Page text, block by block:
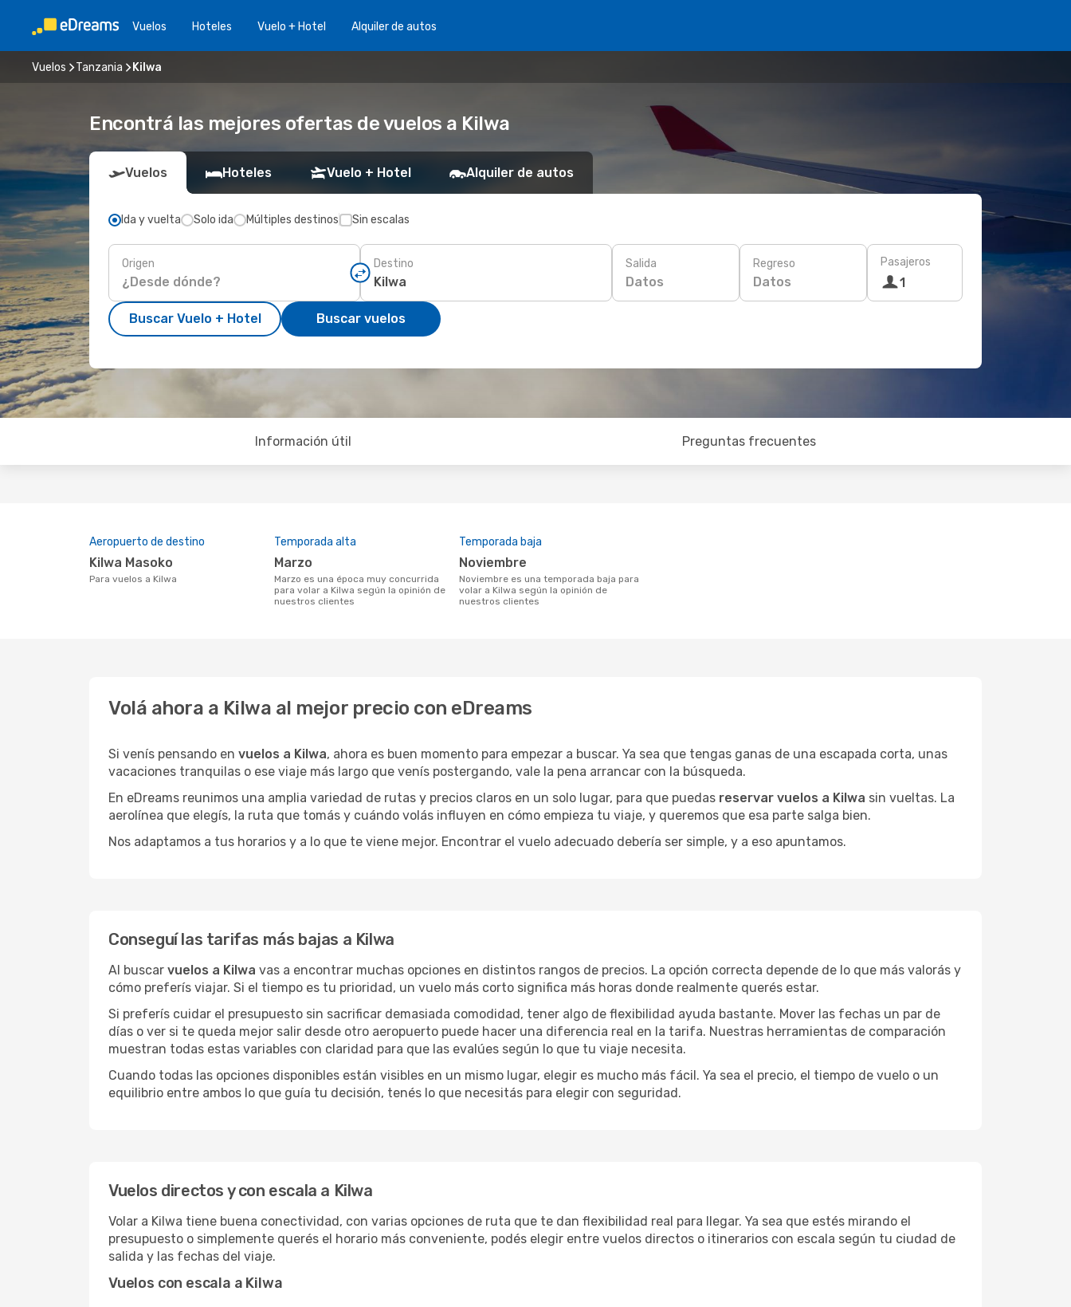
Vuelos Hoteles Vuelo + Hotel Alquiler de autos
Vuelos Tanzania Kilwa
Encontrá las mejores ofertas de vuelos a Kilwa
Vuelos Hoteles Vuelo + Hotel Alquiler de autos
Ida y vuelta Solo ida Múltiples destinos Sin escalas
Origen Destino Salida
Datos
Regreso
Datos
Pasajeros
1
Buscar Vuelo + Hotel Buscar vuelos
Información útil Preguntas frecuentes
Aeropuerto de destino
Kilwa Masoko
Para vuelos a Kilwa
Temporada alta
marzo
marzo es una época muy concurrida
para volar a Kilwa según la opinión de
nuestros clientes
Temporada baja
noviembre
noviembre es una temporada baja para
volar a Kilwa según la opinión de
nuestros clientes
Volá ahora a Kilwa al mejor precio con eDreams
Si venís pensando en vuelos a Kilwa, ahora es buen momento para empezar a buscar. Ya sea que tengas ganas de una escapada corta, unas
vacaciones tranquilas o ese viaje más largo que venís postergando, vale la pena arrancar con la búsqueda.
En eDreams reunimos una amplia variedad de rutas y precios claros en un solo lugar, para que puedas reservar vuelos a Kilwa sin vueltas. La
aerolínea que elegís, la ruta que tomás y cuándo volás influyen en cómo empieza tu viaje, y queremos que esa parte salga bien.
Nos adaptamos a tus horarios y a lo que te viene mejor. Encontrar el vuelo adecuado debería ser simple, y a eso apuntamos.
Conseguí las tarifas más bajas a Kilwa
Al buscar vuelos a Kilwa vas a encontrar muchas opciones en distintos rangos de precios. La opción correcta depende de lo que más valorás y
cómo preferís viajar. Si el tiempo es tu prioridad, un vuelo más corto significa más horas donde realmente querés estar.
Si preferís cuidar el presupuesto sin sacrificar demasiada comodidad, tener algo de flexibilidad ayuda bastante. Mover las fechas un par de
días o ver si te queda mejor salir desde otro aeropuerto puede hacer una diferencia real en la tarifa. Nuestras herramientas de comparación
muestran todas estas variables con claridad para que las evalúes según lo que tu viaje necesita.
Cuando todas las opciones disponibles están visibles en un mismo lugar, elegir es mucho más fácil. Ya sea el precio, el tiempo de vuelo o un
equilibrio entre ambos lo que guía tu decisión, tenés lo que necesitás para elegir con seguridad.
Vuelos directos y con escala a Kilwa
Volar a Kilwa tiene buena conectividad, con varias opciones de ruta que te dan flexibilidad real para llegar. Ya sea que estés mirando el
presupuesto o simplemente querés el horario más conveniente, podés elegir entre vuelos directos o itinerarios con escala según tu ciudad de
salida y las fechas del viaje.
Vuelos con escala a Kilwa